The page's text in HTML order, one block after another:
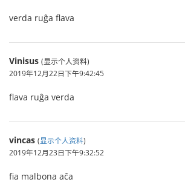
verda ruĝa flava
Vinisus (显示个人资料)
2019年12月22日下午9:42:45
flava ruĝa verda
vincas (显示个人资料)
2019年12月23日下午9:32:52
fia malbona ača